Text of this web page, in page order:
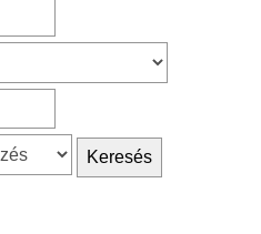
Keresés